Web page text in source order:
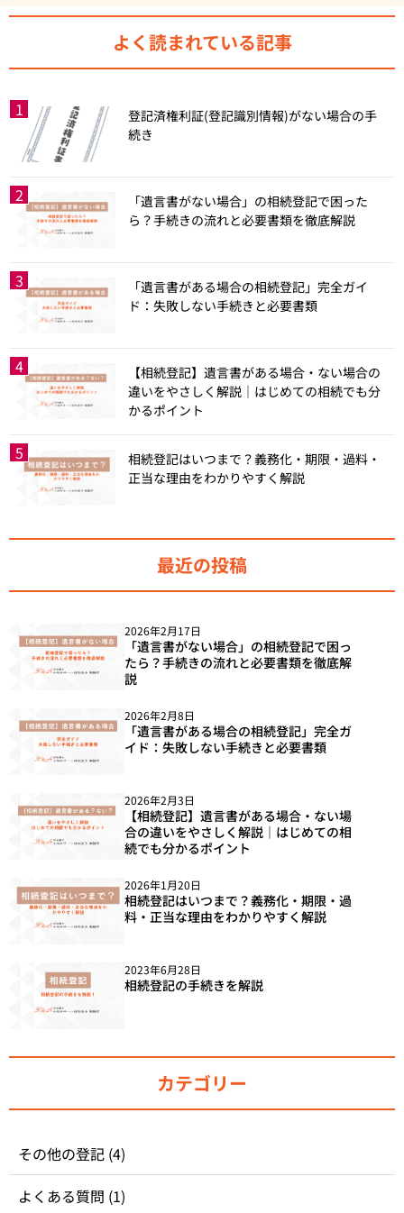
よく読まれている記事
登記済権利証(登記識別情報)がない場合の手
続き
「遺言書がない場合」の相続登記で困った
ら？手続きの流れと必要書類を徹底解説
「遺言書がある場合の相続登記」完全ガイ
ド：失敗しない手続きと必要書類
【相続登記】遺言書がある場合・ない場合の
違いをやさしく解説｜はじめての相続でも分
かるポイント
相続登記はいつまで？義務化・期限・過料・
正当な理由をわかりやすく解説
最近の投稿
2026年2月17日
「遺言書がない場合」の相続登記で困っ
たら？手続きの流れと必要書類を徹底解
説
2026年2月8日
「遺言書がある場合の相続登記」完全ガ
イド：失敗しない手続きと必要書類
2026年2月3日
【相続登記】遺言書がある場合・ない場
合の違いをやさしく解説｜はじめての相
続でも分かるポイント
2026年1月20日
相続登記はいつまで？義務化・期限・過
料・正当な理由をわかりやすく解説
2023年6月28日
相続登記の手続きを解説
カテゴリー
その他の登記 (4)
よくある質問 (1)